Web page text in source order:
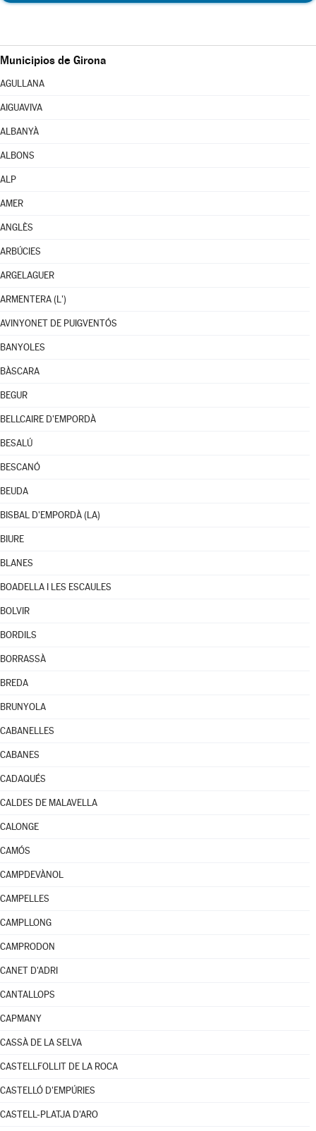
Municipios de Girona
AGULLANA
AIGUAVIVA
ALBANYÀ
ALBONS
ALP
AMER
ANGLÈS
ARBÚCIES
ARGELAGUER
ARMENTERA (L')
AVINYONET DE PUIGVENTÓS
BANYOLES
BÀSCARA
BEGUR
BELLCAIRE D'EMPORDÀ
BESALÚ
BESCANÓ
BEUDA
BISBAL D'EMPORDÀ (LA)
BIURE
BLANES
BOADELLA I LES ESCAULES
BOLVIR
BORDILS
BORRASSÀ
BREDA
BRUNYOLA
CABANELLES
CABANES
CADAQUÉS
CALDES DE MALAVELLA
CALONGE
CAMÓS
CAMPDEVÀNOL
CAMPELLES
CAMPLLONG
CAMPRODON
CANET D'ADRI
CANTALLOPS
CAPMANY
CASSÀ DE LA SELVA
CASTELLFOLLIT DE LA ROCA
CASTELLÓ D'EMPÚRIES
CASTELL-PLATJA D'ARO